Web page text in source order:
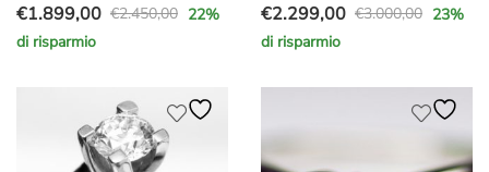
€2.450,00
Il
prezzo
€2.450,00.
€1.899,00
Il
prezzo
€1.899,00.
22%
di risparmio
€3.000,00
Il
prezzo
€3.000,00.
€2.299,00
Il
prezzo
€2.299,00.
23%
di risparmio